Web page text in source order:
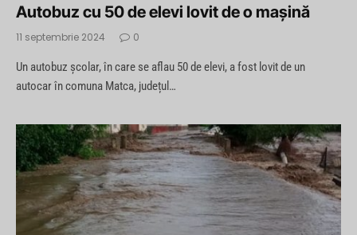
Autobuz cu 50 de elevi lovit de o mașină
11 septembrie 2024 0
Un autobuz școlar, în care se aflau 50 de elevi, a fost lovit de un
autocar în comuna Matca, județul…